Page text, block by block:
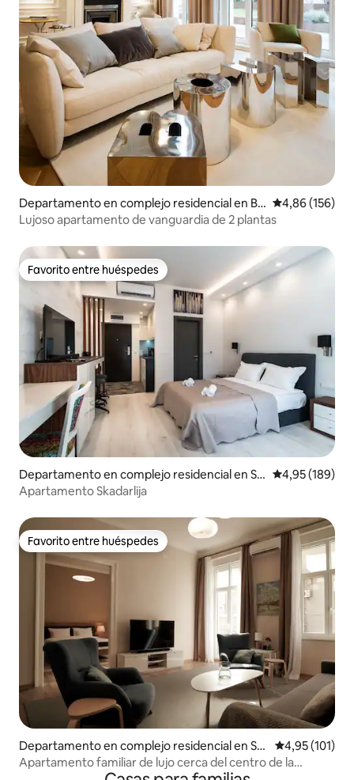
Departamento en complejo residencial en Be
ograd
Calificación
4,86 (156)
Lujoso apartamento de vanguardia de 2 plantas
Favorito entre huéspedes
Favorito entre huéspedes
Departamento en complejo residencial en St
ari Grad
Calificación
4,95 (189)
Apartamento Skadarlija
Favorito entre huéspedes
Favorito entre huéspedes
Departamento en complejo residencial en Sta
ri Grad
Calificación
4,95 (101)
Apartamento familiar de lujo cerca del centro de la
fortaleza de Belgrado